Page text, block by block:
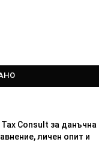
Consult за данъчна
личен опит и